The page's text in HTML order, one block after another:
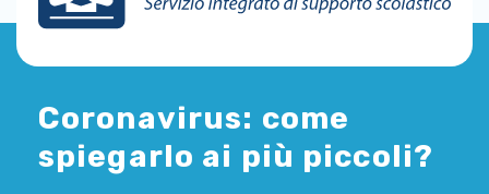
Coronavirus: come
spiegarlo ai più piccoli?